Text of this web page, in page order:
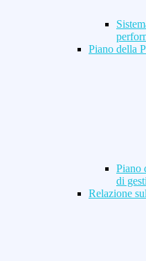
Piano della
Piano
di
Relazione